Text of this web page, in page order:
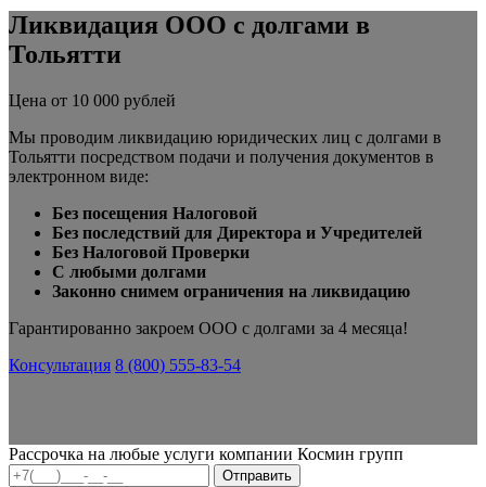
Ликвидация ООО с долгами в
Тольятти
Цена от 10 000 рублей
Мы проводим ликвидацию юридических лиц с долгами в
Тольятти посредством подачи и получения документов в
электронном виде:
Без посещения Налоговой
Без последствий для Директора и Учредителей
Без Налоговой Проверки
С любыми долгами
Законно снимем ограничения на ликвидацию
Гарантированно закроем ООО с долгами за 4 месяца!
Консультация 8 (800) 555-83-54
Рассрочка на любые услуги компании Космин групп